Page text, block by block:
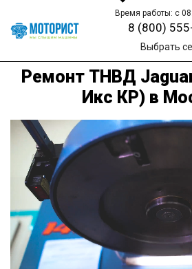
Время работы: с
8 (800)
Выбрать
Ремонт ТНВД
Икс КР) в